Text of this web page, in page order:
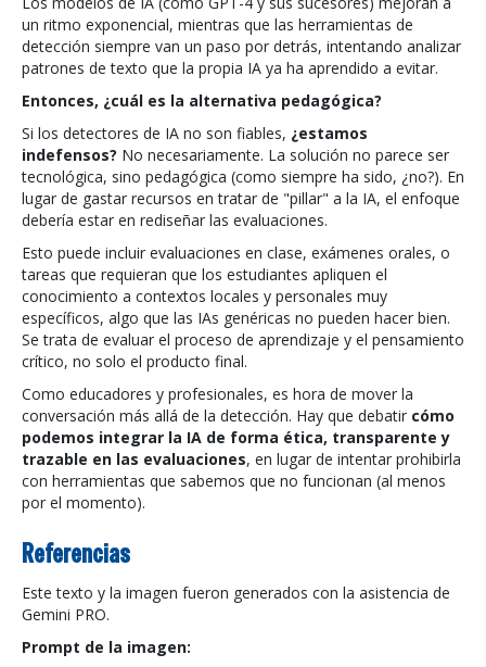
un ritmo exponencial, mientras que las herramientas de
detección siempre van un paso por detrás, intentando analizar
patrones de texto que la propia IA ya ha aprendido a evitar.
Entonces, ¿cuál es la alternativa pedagógica?
Si los detectores de IA no son fiables, ¿estamos
indefensos? No necesariamente. La solución no parece ser
tecnológica, sino pedagógica (como siempre ha sido, ¿no?). En
lugar de gastar recursos en tratar de "pillar" a la IA, el enfoque
debería estar en rediseñar las evaluaciones.
Esto puede incluir evaluaciones en clase, exámenes orales, o
tareas que requieran que los estudiantes apliquen el
conocimiento a contextos locales y personales muy
específicos, algo que las IAs genéricas no pueden hacer bien.
Se trata de evaluar el proceso de aprendizaje y el pensamiento
crítico, no solo el producto final.
Como educadores y profesionales, es hora de mover la
conversación más allá de la detección. Hay que debatir cómo
podemos integrar la IA de forma ética, transparente y
trazable en las evaluaciones, en lugar de intentar prohibirla
con herramientas que sabemos que no funcionan (al menos
por el momento).
Referencias
Este texto y la imagen fueron generados con la asistencia de
Gemini PRO.
Prompt de la imagen: